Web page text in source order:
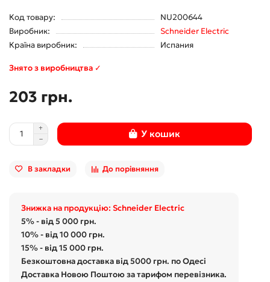
Код товару:
NU200644
Виробник:
Schneider Electric
Країна виробник:
Испания
Знято з виробництва ✓
203 грн.
У кошик
В закладки До порівняння
Знижка на продукцію: Schneider Electric
5% - від 5 000 грн.
10% - від 10 000 грн.
15% - від 15 000 грн.
Безкоштовна доставка від 5000 грн. по Одесі
Доставка Новою Поштою за тарифом перевізника.